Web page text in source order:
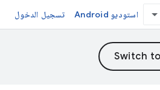
استوديو Android تسجيل الدخول